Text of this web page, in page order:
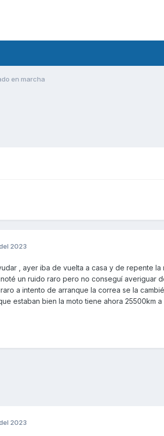
en marcha
2023
, ayer iba de vuelta a casa y de repente la
un ruido raro pero no conseguí averiguar
a intento de arranque la correa se la
estaban bien la moto tiene ahora 25500km
2023